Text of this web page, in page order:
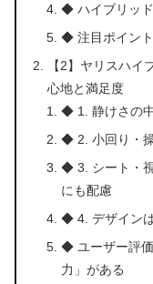
◆ ハイブリッ
◆ 注目ポイン
【2】ヤリスハイ
心地と満足度
◆ 1. 静けさの
◆ 2. 小回り・
◆ 3. シート・
にも配慮
◆ 4. デザイン
◆ ユーザー評
力」がある